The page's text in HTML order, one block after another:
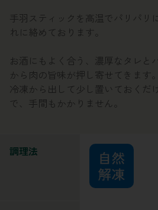
手羽スティックを高温でパリパリ
れに絡めております。
お酒にもよく合う、濃厚なタレと
から肉の旨味が押し寄せてきます。
冷凍から出して少し置いておくだ
で、手間もかかりません。
調理法